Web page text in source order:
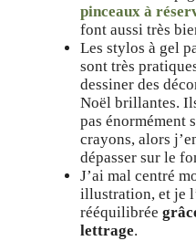
pinceaux à
font aussi très
Les stylos à gel
sont très
dessiner des
Noël brillantes.
pas énormément
crayons, alors
dépasser sur le
J’ai mal centré
illustration, et je
rééquilibrée
lettrage.